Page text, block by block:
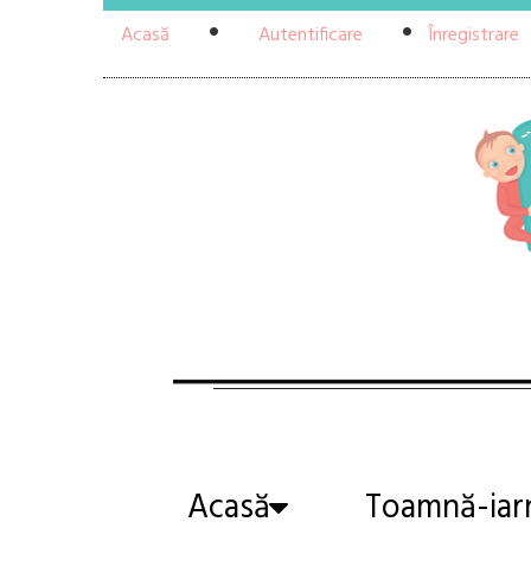
Acasă Autentificare Înregistrare
Acasă Toamnă-